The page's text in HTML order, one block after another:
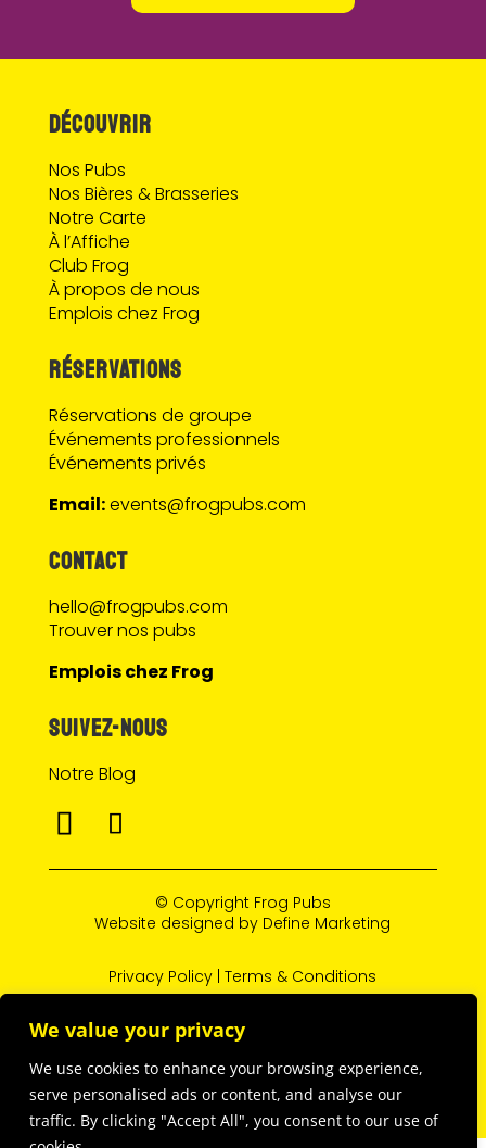
We value your privacy
We use cookies to enhance your browsing experience,
serve personalised ads or content, and analyse our
traffic. By clicking "Accept All", you consent to our use of
DÉCOUVRIR
Nos Pubs
Nos Bières & Brasseries
Notre Carte
À l’Affiche
Club Frog
À propos de nous
Emplois chez Frog
RÉSERVATIONS
Réservations de groupe
Événements professionnels
Événements privés
Email:events@frogpubs.com
CONTACT
hello@frogpubs.com
Trouver nos pubs
Emplois chez Frog
SUIVEZ-NOUS
Notre Blog
© Copyright Frog Pubs
Website designed by Define Marketing
Privacy Policy |Terms & Conditions
consommer avec modération.